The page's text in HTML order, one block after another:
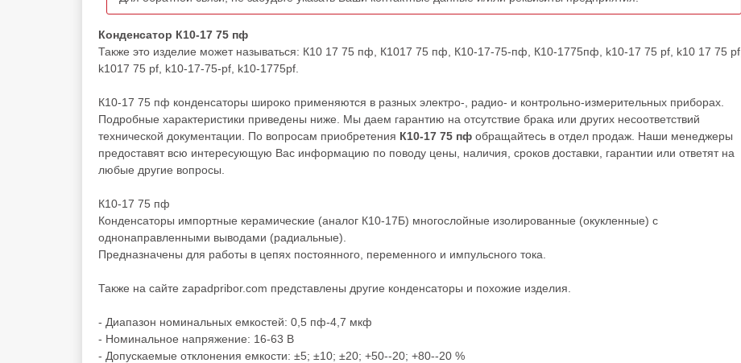
Конденсатор К10-17 75 пф
Также это изделие может называться: К10 17 75 пф, К1017 75 пф, К10-17-75-пф, К10-1775пф, k10-17 75 pf, k10 17 75 pf,
k1017 75 pf, k10-17-75-pf, k10-1775pf.
К10-17 75 пф конденсаторы широко применяются в разных электро-, радио- и контрольно-измерительных приборах.
Подробные характеристики приведены ниже. Мы даем гарантию на отсутствие брака или других несоответствий
технической документации. По вопросам приобретения К10-17 75 пф обращайтесь в отдел продаж. Наши менеджеры
предоставят всю интересующую Вас информацию по поводу цены, наличия, сроков доставки, гарантии или ответят на
любые другие вопросы.
К10-17 75 пф
Конденсаторы импортные керамические (аналог К10-17Б) многослойные изолированные (окукленные) с
однонаправленными выводами (радиальные).
Предназначены для работы в цепях постоянного, переменного и импульсного тока.
Также на сайте zapadpribor.com представлены другие конденсаторы и похожие изделия.
- Диапазон номинальных емкостей: 0,5 пф-4,7 мкф
- Номинальное напряжение: 16-63 В
- Допускаемые отклонения емкости: ±5; ±10; ±20; +50--20; +80--20 %